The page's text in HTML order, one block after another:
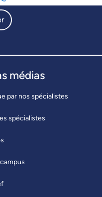
médias
par nos spécialistes
spécialistes